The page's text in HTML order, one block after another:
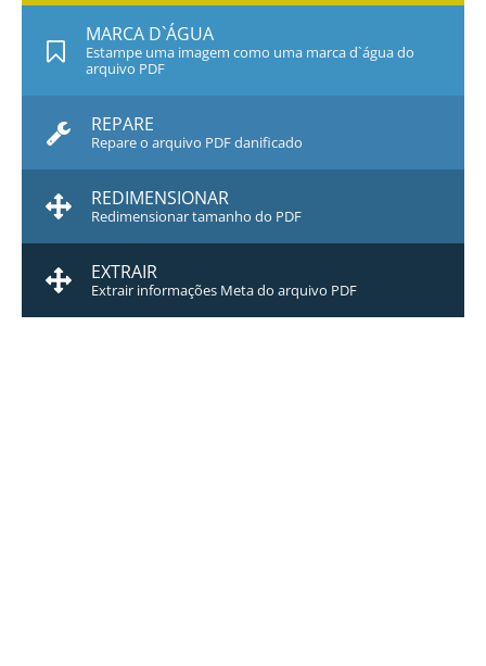
MARCA D`ÁGUA
Estampe uma imagem como uma marca d`água do
arquivo PDF
REPARE
Repare o arquivo PDF danificado
REDIMENSIONAR
Redimensionar tamanho do PDF
EXTRAIR
Extrair informações Meta do arquivo PDF